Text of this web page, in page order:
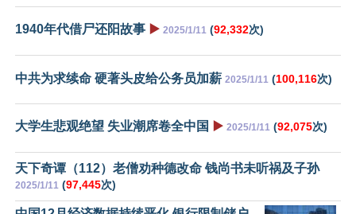
1940年代借尸还阳故事 ▶️ 2025/1/11 (92,332次)
中共为求续命 硬著头皮给公务员加薪 2025/1/11 (100,116次)
大学生悲观绝望 失业潮席卷全中国 ▶️ 2025/1/11 (92,075次)
天下奇谭（112）老僧劝种德改命 钱尚书未听祸及子孙
2025/1/11 (97,445次)